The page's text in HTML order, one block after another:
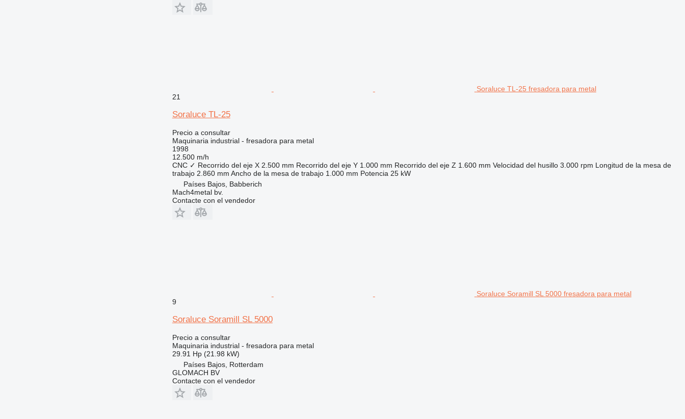
Soraluce TL-25 fresadora para metal
21
Soraluce TL-25
Precio a consultar
Maquinaria industrial - fresadora para metal
1998
12.500 m/h
CNC ✓ Recorrido del eje X 2.500 mm Recorrido del eje Y 1.000 mm Recorrido del eje Z 1.600 mm Velocidad del husillo 3.000 rpm Longitud de la mesa de
trabajo 2.860 mm Ancho de la mesa de trabajo 1.000 mm Potencia 25 kW
Países Bajos, Babberich
Mach4metal bv.
Contacte con el vendedor
Soraluce Soramill SL 5000 fresadora para metal
9
Soraluce Soramill SL 5000
Precio a consultar
Maquinaria industrial - fresadora para metal
29.91 Hp (21.98 kW)
Países Bajos, Rotterdam
GLOMACH BV
Contacte con el vendedor